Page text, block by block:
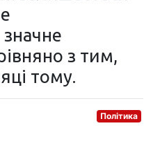
значне
з тим,
тому.
Політика